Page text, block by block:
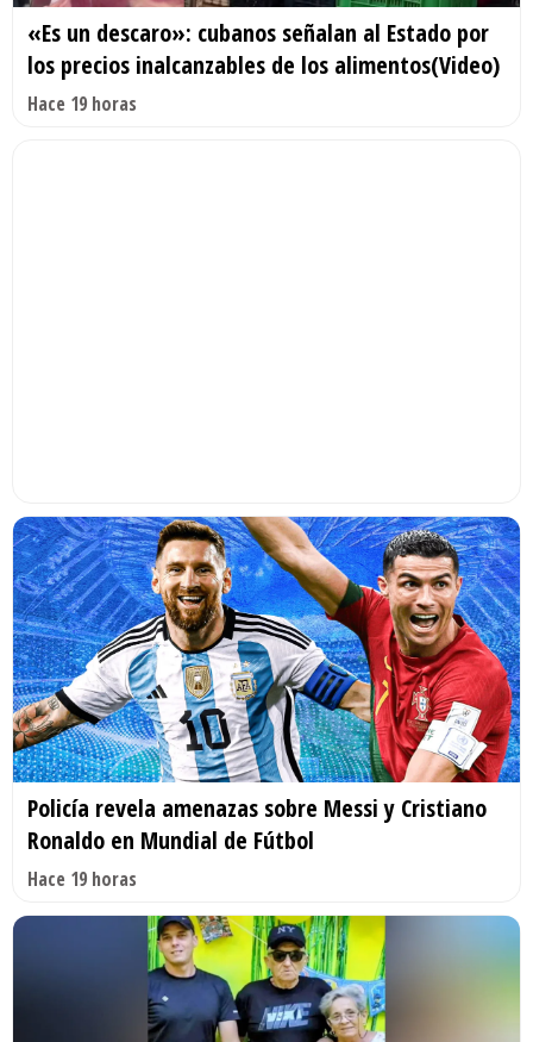
«Es un descaro»: cubanos señalan al Estado por
los precios inalcanzables de los alimentos(Video)
Hace 19 horas
Policía revela amenazas sobre Messi y Cristiano
Ronaldo en Mundial de Fútbol
Hace 19 horas